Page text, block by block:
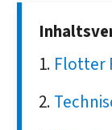
Flotter